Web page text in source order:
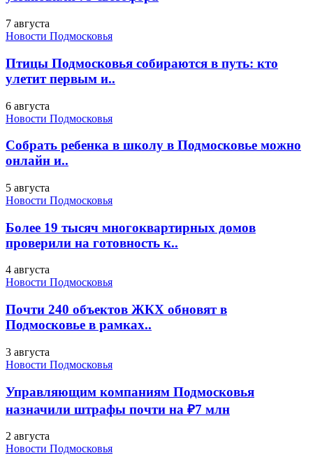
7 августа
Новости Подмосковья
Птицы Подмосковья собираются в путь: кто
улетит первым и..
6 августа
Новости Подмосковья
Собрать ребенка в школу в Подмосковье можно
онлайн и..
5 августа
Новости Подмосковья
Более 19 тысяч многоквартирных домов
проверили на готовность к..
4 августа
Новости Подмосковья
Почти 240 объектов ЖКХ обновят в
Подмосковье в рамках..
3 августа
Новости Подмосковья
Управляющим компаниям Подмосковья
назначили штрафы почти на ₽7 млн
2 августа
Новости Подмосковья